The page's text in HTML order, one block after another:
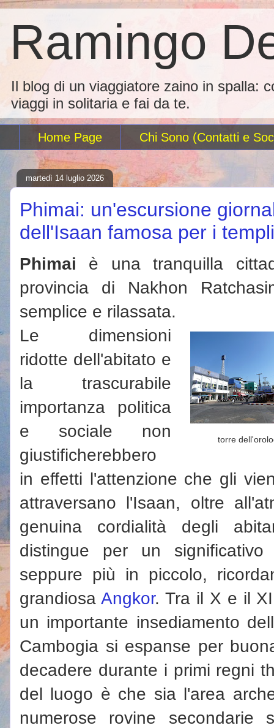
Ramingo
Il blog di un viaggiatore zaino in spalla:
viaggi in solitaria e fai da te.
Home Page Chi Sono (Contatti e
martedì 14 luglio 2026
Phimai: un'escursione
dell'Isaan famosa per i
Phimai è una tranquilla
provincia di Nakhon
semplice e rilassata.
torre
Le dimensioni
ridotte dell'abitato e
la trascurabile
importanza politica
e sociale non
giustificherebbero
in effetti l'attenzione che gli
attraversano l'Isaan, oltre
genuina cordialità degli
distingue per un
seppure più in piccolo,
grandiosa Angkor. Tra il X e il
un importante insediamento
Cambogia si espanse per
decadere durante i primi regni
del luogo è che sia l'area
numerose rovine secondarie